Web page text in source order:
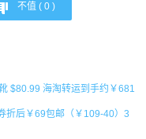
不值 ( 0 )
$80.99 海淘转运到手约￥681
折后￥69包邮（￥109-40）3